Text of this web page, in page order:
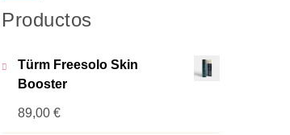
Productos
Türm Freesolo Skin
Booster
89,00 €